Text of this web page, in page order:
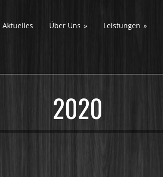
Aktuelles Über Uns » Leistungen »
2020